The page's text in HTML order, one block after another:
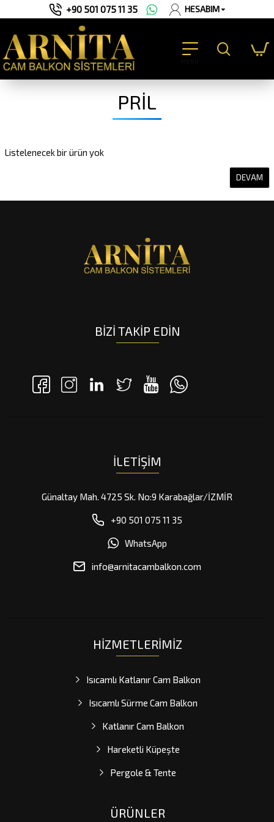
+90 501 075 11 35 HESABIM
PRİL
Listelenecek bir ürün yok
DEVAM
BIZI TAKIP EDIN
İLETIŞIM
Günaltay Mah. 4725 Sk. No:9 Karabağlar/İZMİR
+90 501 075 11 35
WhatsApp
info@arnitacambalkon.com
HIZMETLERIMIZ
Isıcamlı Katlanır Cam Balkon
Isıcamlı Sürme Cam Balkon
Katlanır Cam Balkon
Hareketli Küpeşte
Pergole & Tente
ÜRÜNLER